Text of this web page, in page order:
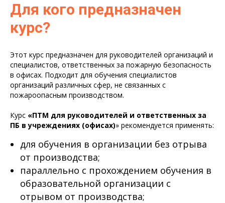
Для кого предназначен
курс?
Этот курс предназначен для руководителей организаций и
специалистов, ответственных за пожарную безопасность
в офисах. Подходит для обучения специалистов
организаций различных сфер, не связанных с
пожароопасным производством.
Курс «ПТМ для руководителей и ответственных за
ПБ в учреждениях (офисах)» рекомендуется применять:
для обучения в организации без отрыва
от производства;
параллельно с прохождением обучения в
образовательной организации с
отрывом от производства;